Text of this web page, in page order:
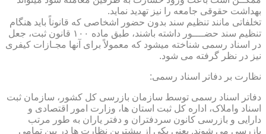
بهداشت حقوقی جامعه را نیز تهدید نماید.
تخلفاتی مانند تنظیم سند بدون حضور اشخاصی که قانوناً باید هنگام
تنظیم سند حضــــور داشته باشند، طبق ماده ۱۰۰ قانون ثبت، جعل
در اسناد رسمی شناخته میشود که معمولاً برای آنها مجـازات کیفری
نیز در نظر گرفته می شود.
نظارت بر دفاتر اسناد رسمی:
دفاتر اسناد رسمی توسط سازمان بازرسی کل کشور، سازمان ثبت
اسناد واملاک، اداره کل ثبت استان ها، وزارت امور اقتصادی و
دارایی و بازرسی کانون سردفتران و دفتر یاران به طور مرتب
بازرسی می شوند. یعنی یکی از بیشترین نظارت ها در بین تمامی